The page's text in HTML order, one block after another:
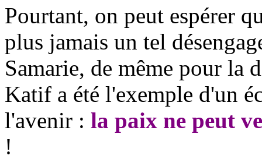
Pourtant, on peut espérer
plus jamais un tel
Samarie, de même pour la
Katif a été l'exemple d'un
l'avenir : la paix ne peut
!